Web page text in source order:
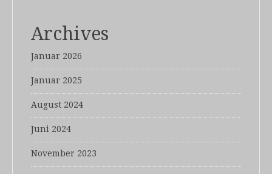
Archives
Januar 2026
Januar 2025
August 2024
Juni 2024
November 2023